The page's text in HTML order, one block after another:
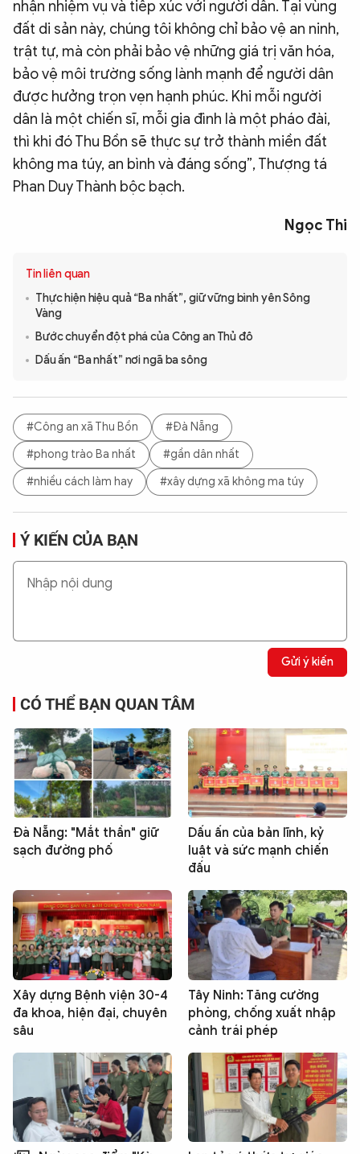
nhận nhiệm vụ và tiếp xúc với người dân. Tại vùng
đất di sản này, chúng tôi không chỉ bảo vệ an ninh,
trật tự, mà còn phải bảo vệ những giá trị văn hóa,
bảo vệ môi trường sống lành mạnh để người dân
được hưởng trọn vẹn hạnh phúc. Khi mỗi người
dân là một chiến sĩ, mỗi gia đình là một pháo đài,
thì khi đó Thu Bồn sẽ thực sự trở thành miền đất
không ma túy, an bình và đáng sống”, Thượng tá
Phan Duy Thành bộc bạch.
Ngọc Thi
Tin liên quan
Thực hiện hiệu quả “Ba nhất”, giữ vững bình yên Sông
Vàng
Bước chuyển đột phá của Công an Thủ đô
Dấu ấn “Ba nhất” nơi ngã ba sông
#Công an xã Thu Bồn
#Đà Nẵng
#phong trào Ba nhất
#gần dân nhất
#nhiều cách làm hay
#xây dựng xã không ma túy
Ý KIẾN CỦA BẠN
Gửi ý kiến
CÓ THỂ BẠN QUAN TÂM
Đà Nẵng: "Mắt thần" giữ
sạch đường phố
Dấu ấn của bản lĩnh, kỷ
luật và sức mạnh chiến
đấu
Xây dựng Bệnh viện 30-4
đa khoa, hiện đại, chuyên
sâu
Tây Ninh: Tăng cường
phòng, chống xuất nhập
cảnh trái phép